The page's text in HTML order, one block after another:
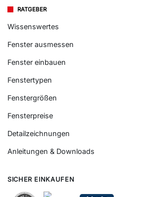
RATGEBER
Wissenswertes
Fenster ausmessen
Fenster einbauen
Fenstertypen
Fenstergrößen
Fensterpreise
Detailzeichnungen
Anleitungen & Downloads
SICHER EINKAUFEN